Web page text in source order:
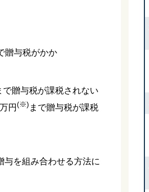
で贈与税が課税されない
円(※) まで贈与税が課税
与を組み合わせる方法に